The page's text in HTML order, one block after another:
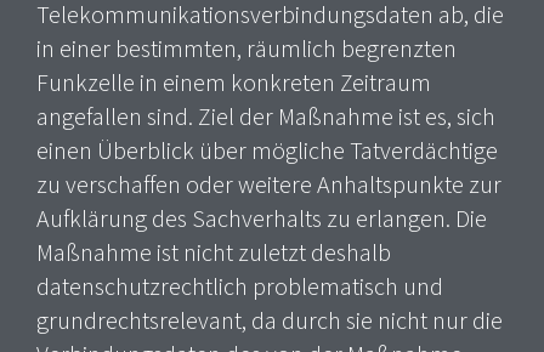
Telekommunikationsverbindungsdaten ab, die
in einer bestimmten, räumlich begrenzten
Funkzelle in einem konkreten Zeitraum
angefallen sind. Ziel der Maßnahme ist es, sich
einen Überblick über mögliche Tatverdächtige
zu verschaffen oder weitere Anhaltspunkte zur
Aufklärung des Sachverhalts zu erlangen. Die
Maßnahme ist nicht zuletzt deshalb
datenschutzrechtlich problematisch und
grundrechtsrelevant, da durch sie nicht nur die